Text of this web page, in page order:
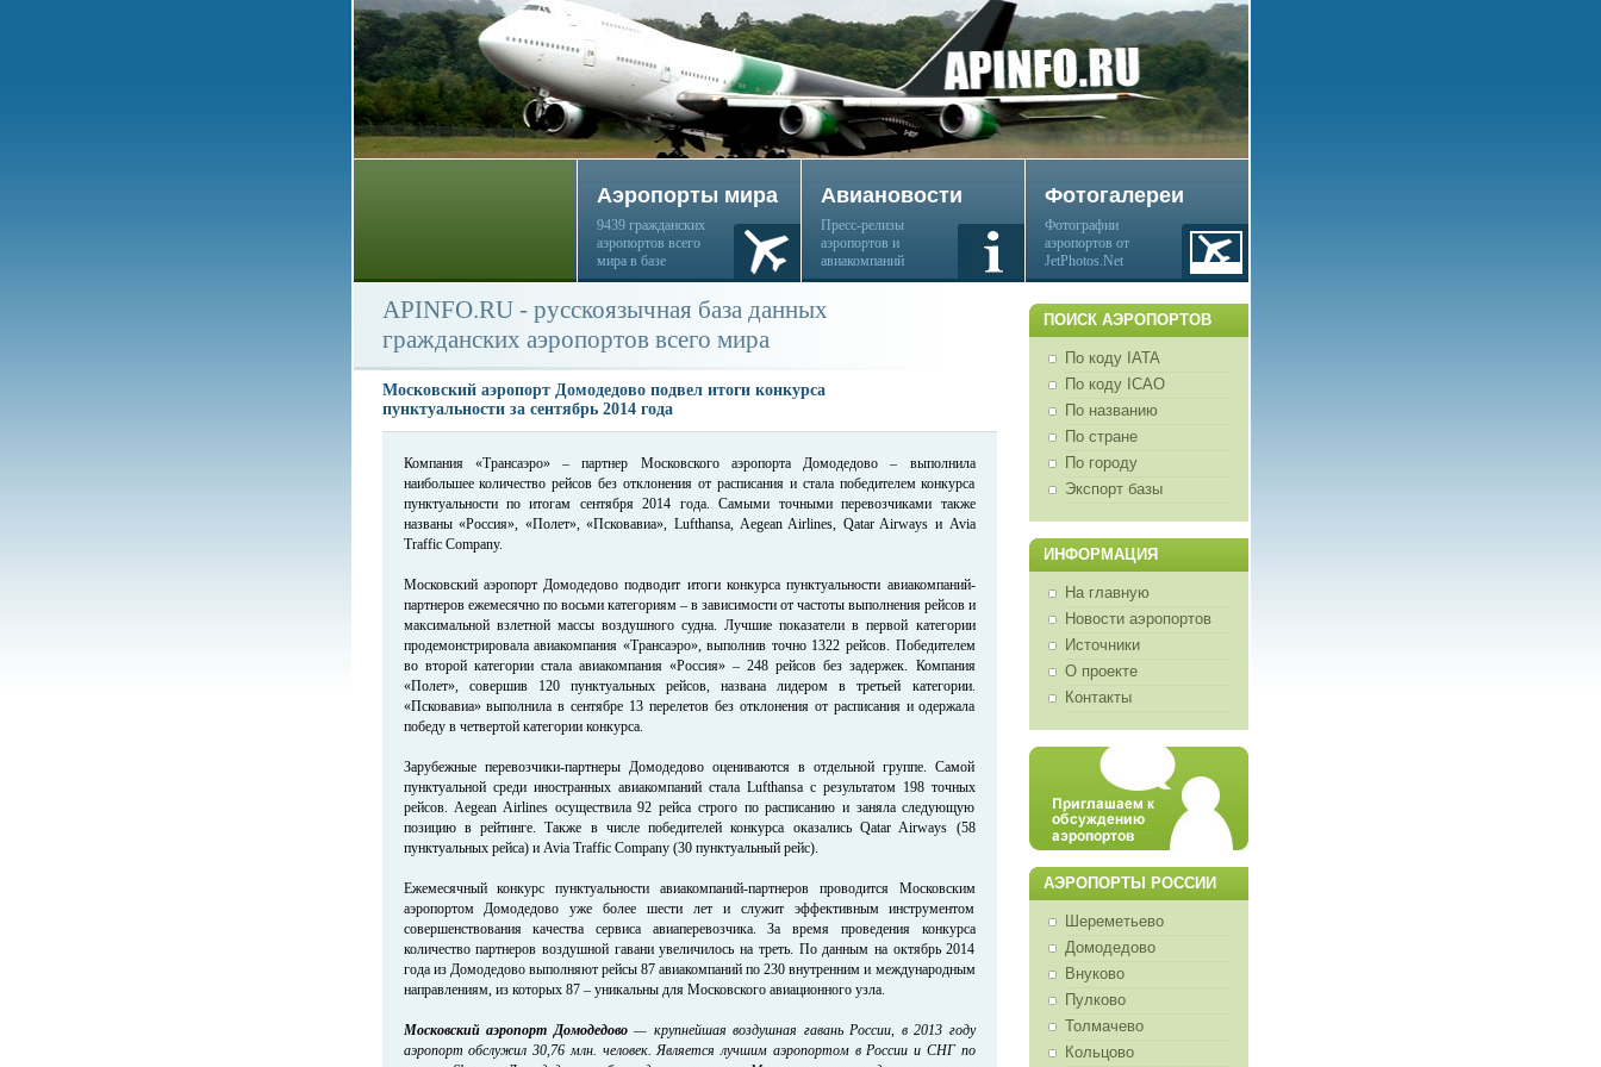
Аэропорты мира
9439 гражданских
аэропортов всего
мира в базе
Авиановости
Пресс-релизы
аэропортов и
авиакомпаний
Фотогалереи
Фотографии
аэропортов от
JetPhotos.Net
ПОИСК АЭРОПОРТОВ
По коду IATA
По коду ICAO
По названию
По стране
По городу
Экспорт базы
ИНФОРМАЦИЯ
На главную
Новости аэропортов
Источники
О проекте
Контакты
АЭРОПОРТЫ РОССИИ
Шереметьево
Домодедово
Внуково
Пулково
Толмачево
Кольцово
APINFO.RU - русскоязычная база данных
гражданских аэропортов всего мира
Московский аэропорт Домодедово подвел итоги конкурса
пунктуальности за сентябрь 2014 года
Компания «Трансаэро» – партнер Московского аэропорта Домодедово – выполнила
наибольшее количество рейсов без отклонения от расписания и стала победителем конкурса
пунктуальности по итогам сентября 2014 года. Самыми точными перевозчиками также
названы «Россия», «Полет», «Псковавиа», Lufthansa, Aegean Airlines, Qatar Airways и Avia
Traffic Company.
Московский аэропорт Домодедово подводит итоги конкурса пунктуальности авиакомпаний-
партнеров ежемесячно по восьми категориям – в зависимости от частоты выполнения рейсов и
максимальной взлетной массы воздушного судна. Лучшие показатели в первой категории
продемонстрировала авиакомпания «Трансаэро», выполнив точно 1322 рейсов. Победителем
во второй категории стала авиакомпания «Россия» – 248 рейсов без задержек. Компания
«Полет», совершив 120 пунктуальных рейсов, названа лидером в третьей категории.
«Псковавиа» выполнила в сентябре 13 перелетов без отклонения от расписания и одержала
победу в четвертой категории конкурса.
Зарубежные перевозчики-партнеры Домодедово оцениваются в отдельной группе. Самой
пунктуальной среди иностранных авиакомпаний стала Lufthansa с результатом 198 точных
рейсов. Aegean Airlines осуществила 92 рейса строго по расписанию и заняла следующую
позицию в рейтинге. Также в числе победителей конкурса оказались Qatar Airways (58
пунктуальных рейса) и Avia Traffic Company (30 пунктуальный рейс).
Ежемесячный конкурс пунктуальности авиакомпаний-партнеров проводится Московским
аэропортом Домодедово уже более шести лет и служит эффективным инструментом
совершенствования качества сервиса авиаперевозчика. За время проведения конкурса
количество партнеров воздушной гавани увеличилось на треть. По данным на октябрь 2014
года из Домодедово выполняют рейсы 87 авиакомпаний по 230 внутренним и международным
направлениям, из которых 87 – уникальны для Московского авиационного узла.
Московский аэропорт Домодедово— крупнейшая воздушная гавань России, в 2013 году
аэропорт обслужил 30,76 млн. человек. Является лучшим аэропортом в России и СНГ по